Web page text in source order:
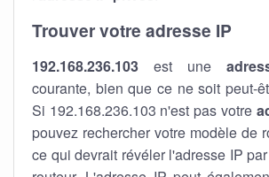
Trouver votre adresse IP
192.168.236.103 est une
courante, bien que ce ne soit peut-
Si 192.168.236.103 n'est pas votre
pouvez rechercher votre modèle de
ce qui devrait révéler l'adresse IP